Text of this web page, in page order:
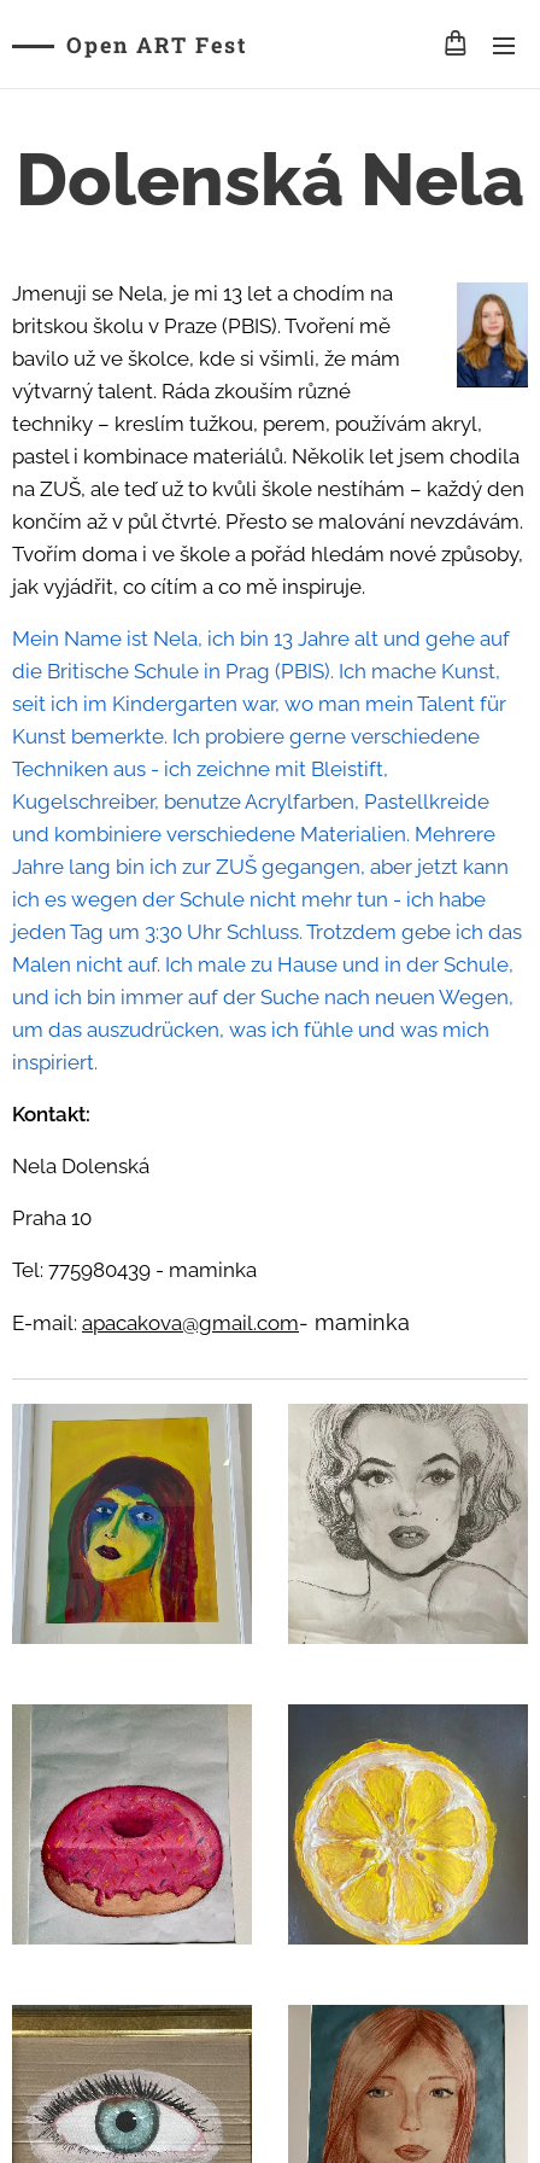
Open ART Fest
Dolenská Nela
Jmenuji se Nela, je mi 13 let a chodím na
britskou školu v Praze (PBIS). Tvoření mě
bavilo už ve školce, kde si všimli, že mám
výtvarný talent. Ráda zkouším různé
techniky – kreslím tužkou, perem, používám akryl,
pastel i kombinace materiálů. Několik let jsem chodila
na ZUŠ, ale teď už to kvůli škole nestíhám – každý den
končím až v půl čtvrté. Přesto se malování nevzdávám.
Tvořím doma i ve škole a pořád hledám nové způsoby,
jak vyjádřit, co cítím a co mě inspiruje.
Mein Name ist Nela, ich bin 13 Jahre alt und gehe auf
die Britische Schule in Prag (PBIS). Ich mache Kunst,
seit ich im Kindergarten war, wo man mein Talent für
Kunst bemerkte. Ich probiere gerne verschiedene
Techniken aus - ich zeichne mit Bleistift,
Kugelschreiber, benutze Acrylfarben, Pastellkreide
und kombiniere verschiedene Materialien. Mehrere
Jahre lang bin ich zur ZUŠ gegangen, aber jetzt kann
ich es wegen der Schule nicht mehr tun - ich habe
jeden Tag um 3:30 Uhr Schluss. Trotzdem gebe ich das
Malen nicht auf. Ich male zu Hause und in der Schule,
und ich bin immer auf der Suche nach neuen Wegen,
um das auszudrücken, was ich fühle und was mich
inspiriert.
Kontakt:
Nela Dolenská
Praha 10
Tel: 775980439 - maminka
E-mail: apacakova@gmail.com- maminka